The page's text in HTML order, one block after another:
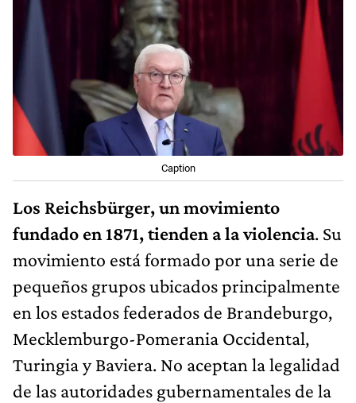
Caption
Los Reichsbürger, un movimiento
fundado en 1871, tienden a la violencia. Su
movimiento está formado por una serie de
pequeños grupos ubicados principalmente
en los estados federados de Brandeburgo,
Mecklemburgo-Pomerania Occidental,
Turingia y Baviera. No aceptan la legalidad
de las autoridades gubernamentales de la